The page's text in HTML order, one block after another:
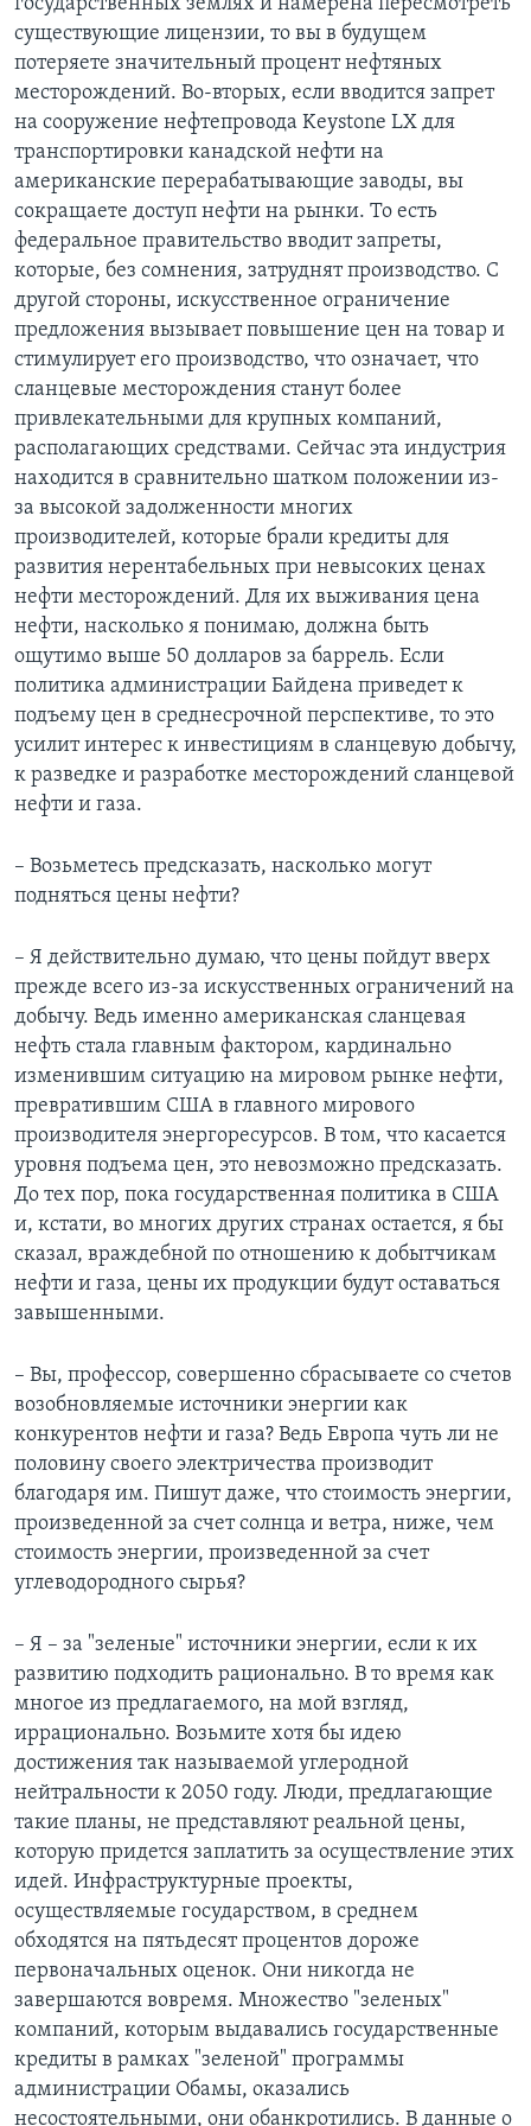
государственных землях и намерена пересмотреть
существующие лицензии, то вы в будущем
потеряете значительный процент нефтяных
месторождений. Во-вторых, если вводится запрет
на сооружение нефтепровода Keystone LX для
транспортировки канадской нефти на
американские перерабатывающие заводы, вы
сокращаете доступ нефти на рынки. То есть
федеральное правительство вводит запреты,
которые, без сомнения, затруднят производство. С
другой стороны, искусственное ограничение
предложения вызывает повышение цен на товар и
стимулирует его производство, что означает, что
сланцевые месторождения станут более
привлекательными для крупных компаний,
располагающих средствами. Сейчас эта индустрия
находится в сравнительно шатком положении из-
за высокой задолженности многих
производителей, которые брали кредиты для
развития нерентабельных при невысоких ценах
нефти месторождений. Для их выживания цена
нефти, насколько я понимаю, должна быть
ощутимо выше 50 долларов за баррель. Если
политика администрации Байдена приведет к
подъему цен в среднесрочной перспективе, то это
усилит интерес к инвестициям в сланцевую добычу,
к разведке и разработке месторождений сланцевой
нефти и газа.
– Возьметесь предсказать, насколько могут
подняться цены нефти?
– Я действительно думаю, что цены пойдут вверх
прежде всего из-за искусственных ограничений на
добычу. Ведь именно американская сланцевая
нефть стала главным фактором, кардинально
изменившим ситуацию на мировом рынке нефти,
превратившим США в главного мирового
производителя энергоресурсов. В том, что касается
уровня подъема цен, это невозможно предсказать.
До тех пор, пока государственная политика в США
и, кстати, во многих других странах остается, я бы
сказал, враждебной по отношению к добытчикам
нефти и газа, цены их продукции будут оставаться
завышенными.
– Вы, профессор, совершенно сбрасываете со счетов
возобновляемые источники энергии как
конкурентов нефти и газа? Ведь Европа чуть ли не
половину своего электричества производит
благодаря им. Пишут даже, что стоимость энергии,
произведенной за счет солнца и ветра, ниже, чем
стоимость энергии, произведенной за счет
углеводородного сырья?
– Я – за "зеленые" источники энергии, если к их
развитию подходить рационально. В то время как
многое из предлагаемого, на мой взгляд,
иррационально. Возьмите хотя бы идею
достижения так называемой углеродной
нейтральности к 2050 году. Люди, предлагающие
такие планы, не представляют реальной цены,
которую придется заплатить за осуществление этих
идей. Инфраструктурные проекты,
осуществляемые государством, в среднем
обходятся на пятьдесят процентов дороже
первоначальных оценок. Они никогда не
завершаются вовремя. Множество "зеленых"
компаний, которым выдавались государственные
кредиты в рамках "зеленой" программы
администрации Обамы, оказались
несостоятельными, они обанкротились. В данные о